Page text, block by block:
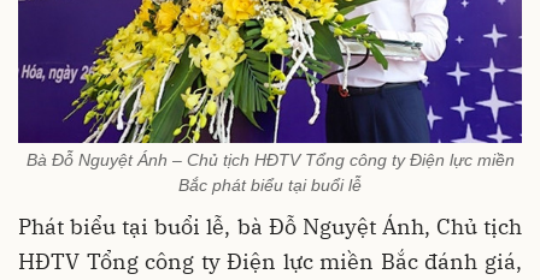
Bà Đỗ Nguyệt Ánh – Chủ tịch HĐTV Tổng công ty Điện lực miền
Bắc phát biểu tại buổi lễ
Phát biểu tại buổi lễ, bà Đỗ Nguyệt Ánh, Chủ tịch
HĐTV Tổng công ty Điện lực miền Bắc đánh giá,